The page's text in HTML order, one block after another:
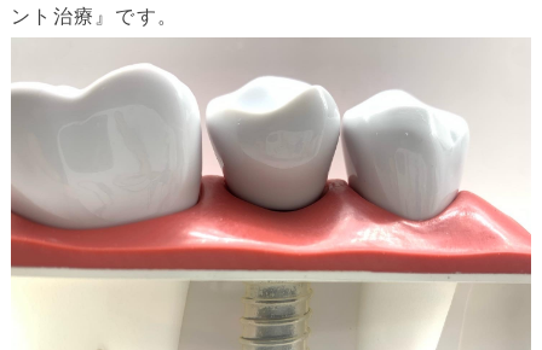
ント治療』です。